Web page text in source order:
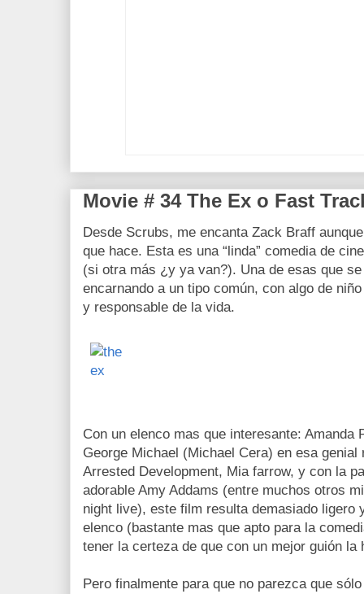
Movie # 34 The Ex o Fast
Desde Scrubs, me encanta Zack Braff
que hace. Esta es una “linda” comedia de
(si otra más ¿y ya van?). Una de esas que
encarnando a un tipo común, con algo de
y responsable de la vida.
Con un elenco mas que interesante: Amanda
George Michael (Michael Cera) en esa
Arrested Development, Mia farrow, y con la
adorable Amy Addams (entre muchos otros
night live), este film resulta demasiado ligero
elenco (bastante mas que apto para la
tener la certeza de que con un mejor guión
Pero finalmente para que no parezca que